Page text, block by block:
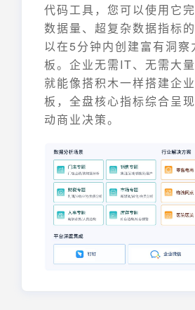
代码工具，您可以使用它
数据量、超复杂数据指标
以在5分钟内创建富有洞察
板。企业无需IT、无需大量
就能像搭积木一样搭建企
板，全盘核心指标综合呈
动商业决策。